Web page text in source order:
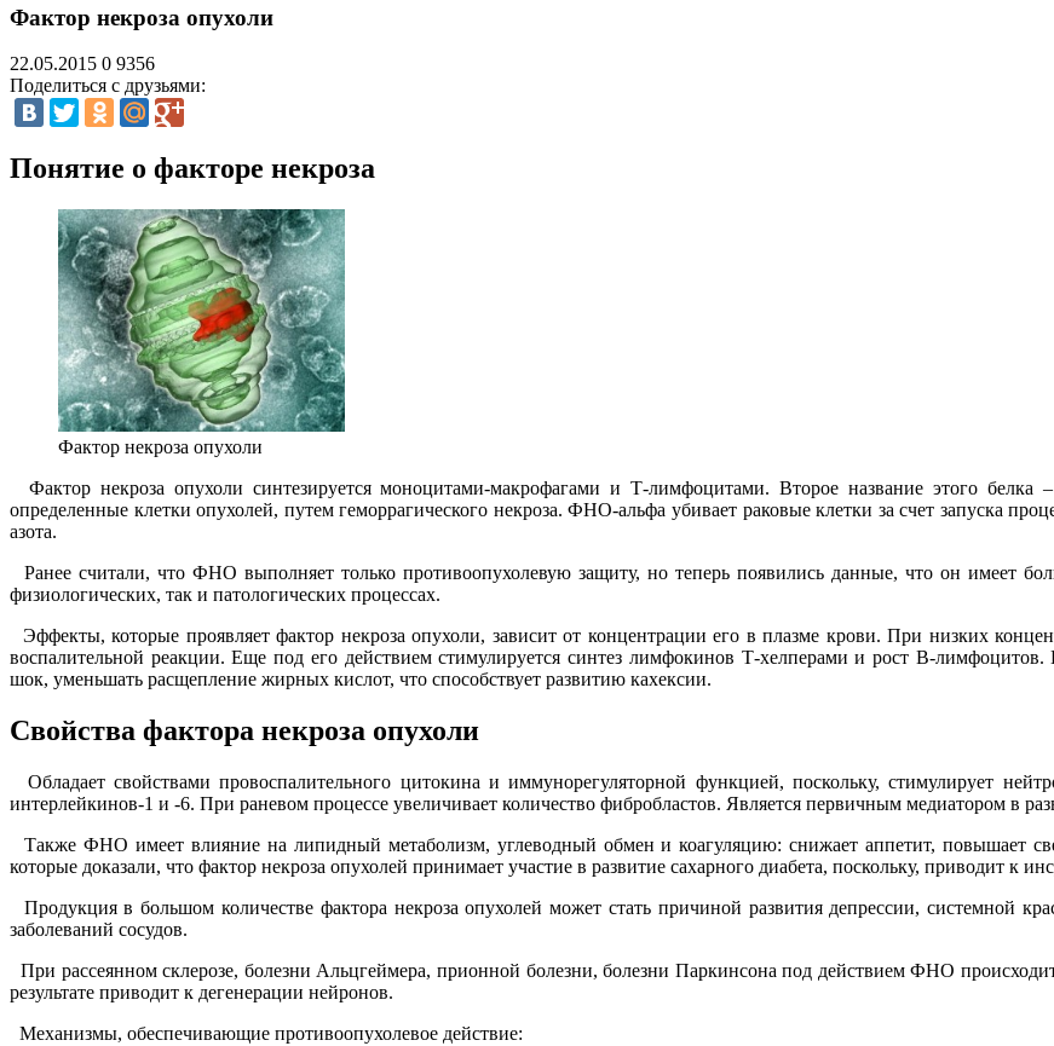
Фактор некроза опухоли
22.05.2015 0 9356
Поделиться с друзьями:
Понятие о факторе некроза
Фактор некроза опухоли
Фактор некроза опухоли синтезируется моноцитами-макрофагами и Т-лимфоцитами. Второе название этого белка
определенные клетки опухолей, путем геморрагического некроза. ФНО-альфа убивает раковые клетки за счет запуска
азота.
Ранее считали, что ФНО выполняет только противоопухолевую защиту, но теперь появились данные, что он имеет
физиологических, так и патологических процессах.
Эффекты, которые проявляет фактор некроза опухоли, зависит от концентрации его в плазме крови. При низких
воспалительной реакции. Еще под его действием стимулируется синтез лимфокинов Т-хелперами и рост В-
шок, уменьшать расщепление жирных кислот, что способствует развитию кахексии.
Свойства фактора некроза опухоли
Обладает свойствами провоспалительного цитокина и иммунорегуляторной функцией, поскольку, стимулирует
интерлейкинов-1 и -6. При раневом процессе увеличивает количество фибробластов. Является первичным медиатором в
Также ФНО имеет влияние на липидный метаболизм, углеводный обмен и коагуляцию: снижает аппетит, повышает
которые доказали, что фактор некроза опухолей принимает участие в развитие сахарного диабета, поскольку, приводит к
Продукция в большом количестве фактора некроза опухолей может стать причиной развития депрессии, системной
заболеваний сосудов.
При рассеянном склерозе, болезни Альцгеймера, прионной болезни, болезни Паркинсона под действием ФНО
результате приводит к дегенерации нейронов.
Механизмы, обеспечивающие противоопухолевое действие: